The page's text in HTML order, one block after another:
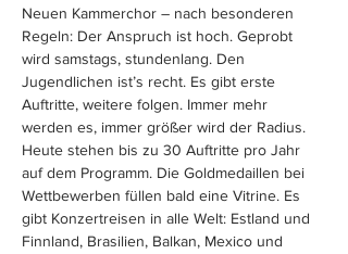
Neuen Kammerchor – nach besonderen
Regeln: Der Anspruch ist hoch. Geprobt
wird samstags, stundenlang. Den
Jugendlichen ist’s recht. Es gibt erste
Auftritte, weitere folgen. Immer mehr
werden es, immer größer wird der Radius.
Heute stehen bis zu 30 Auftritte pro Jahr
auf dem Programm. Die Goldmedaillen bei
Wettbewerben füllen bald eine Vitrine. Es
gibt Konzertreisen in alle Welt: Estland und
Finnland, Brasilien, Balkan, Mexico und